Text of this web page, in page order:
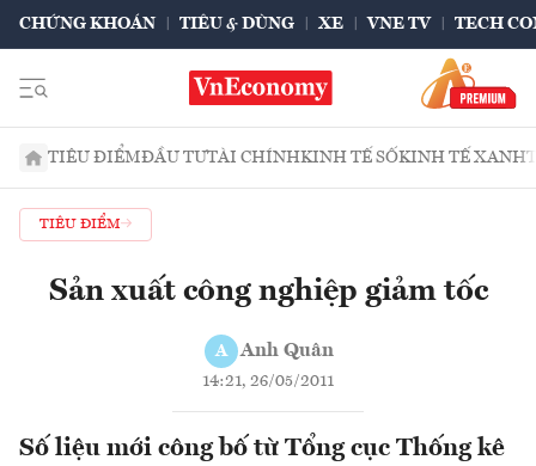
CHỨNG KHOÁN TIÊU & DÙNG XE VNE TV TECH
TIÊU ĐIỂMĐẦU TƯTÀI CHÍNHKINH TẾ SỐKINH TẾ XANH
TIÊU ĐIỂM
Sản xuất công nghiệp giảm tốc
A Anh Quân
14:21, 26/05/2011
Số liệu mới công bố từ Tổng cục Thống kê